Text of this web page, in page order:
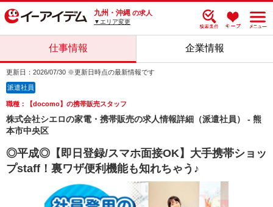
九州・沖縄 の求人
▼エリア変更
仕事情報 企業情報
更新日：2026/07/30 ※更新日時点の最新情報です
派遣社員
職種：【docomo】の携帯販売スタッフ
株式会社シエロの家電・携帯販売の求人情報詳細（派遣社員） - 熊
本市中央区
◎平成◎【即日登録/スマホ面接OK】大手携帯ショッ
プstaff！裏ワザ便利機能も知れちゃう♪